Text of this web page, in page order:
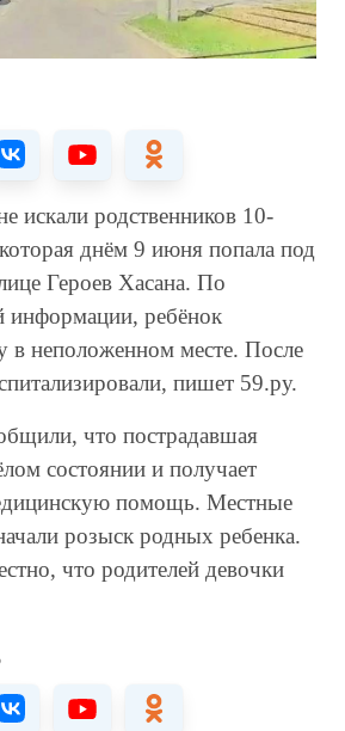
искали родственников 10-
днём 9 июня попала под
Героев Хасана. По
информации, ребёнок
в неположенном месте. После
пишет 59.ру.
что пострадавшая
состоянии и получает
помощь. Местные
розыск родных ребенка.
что родителей девочки